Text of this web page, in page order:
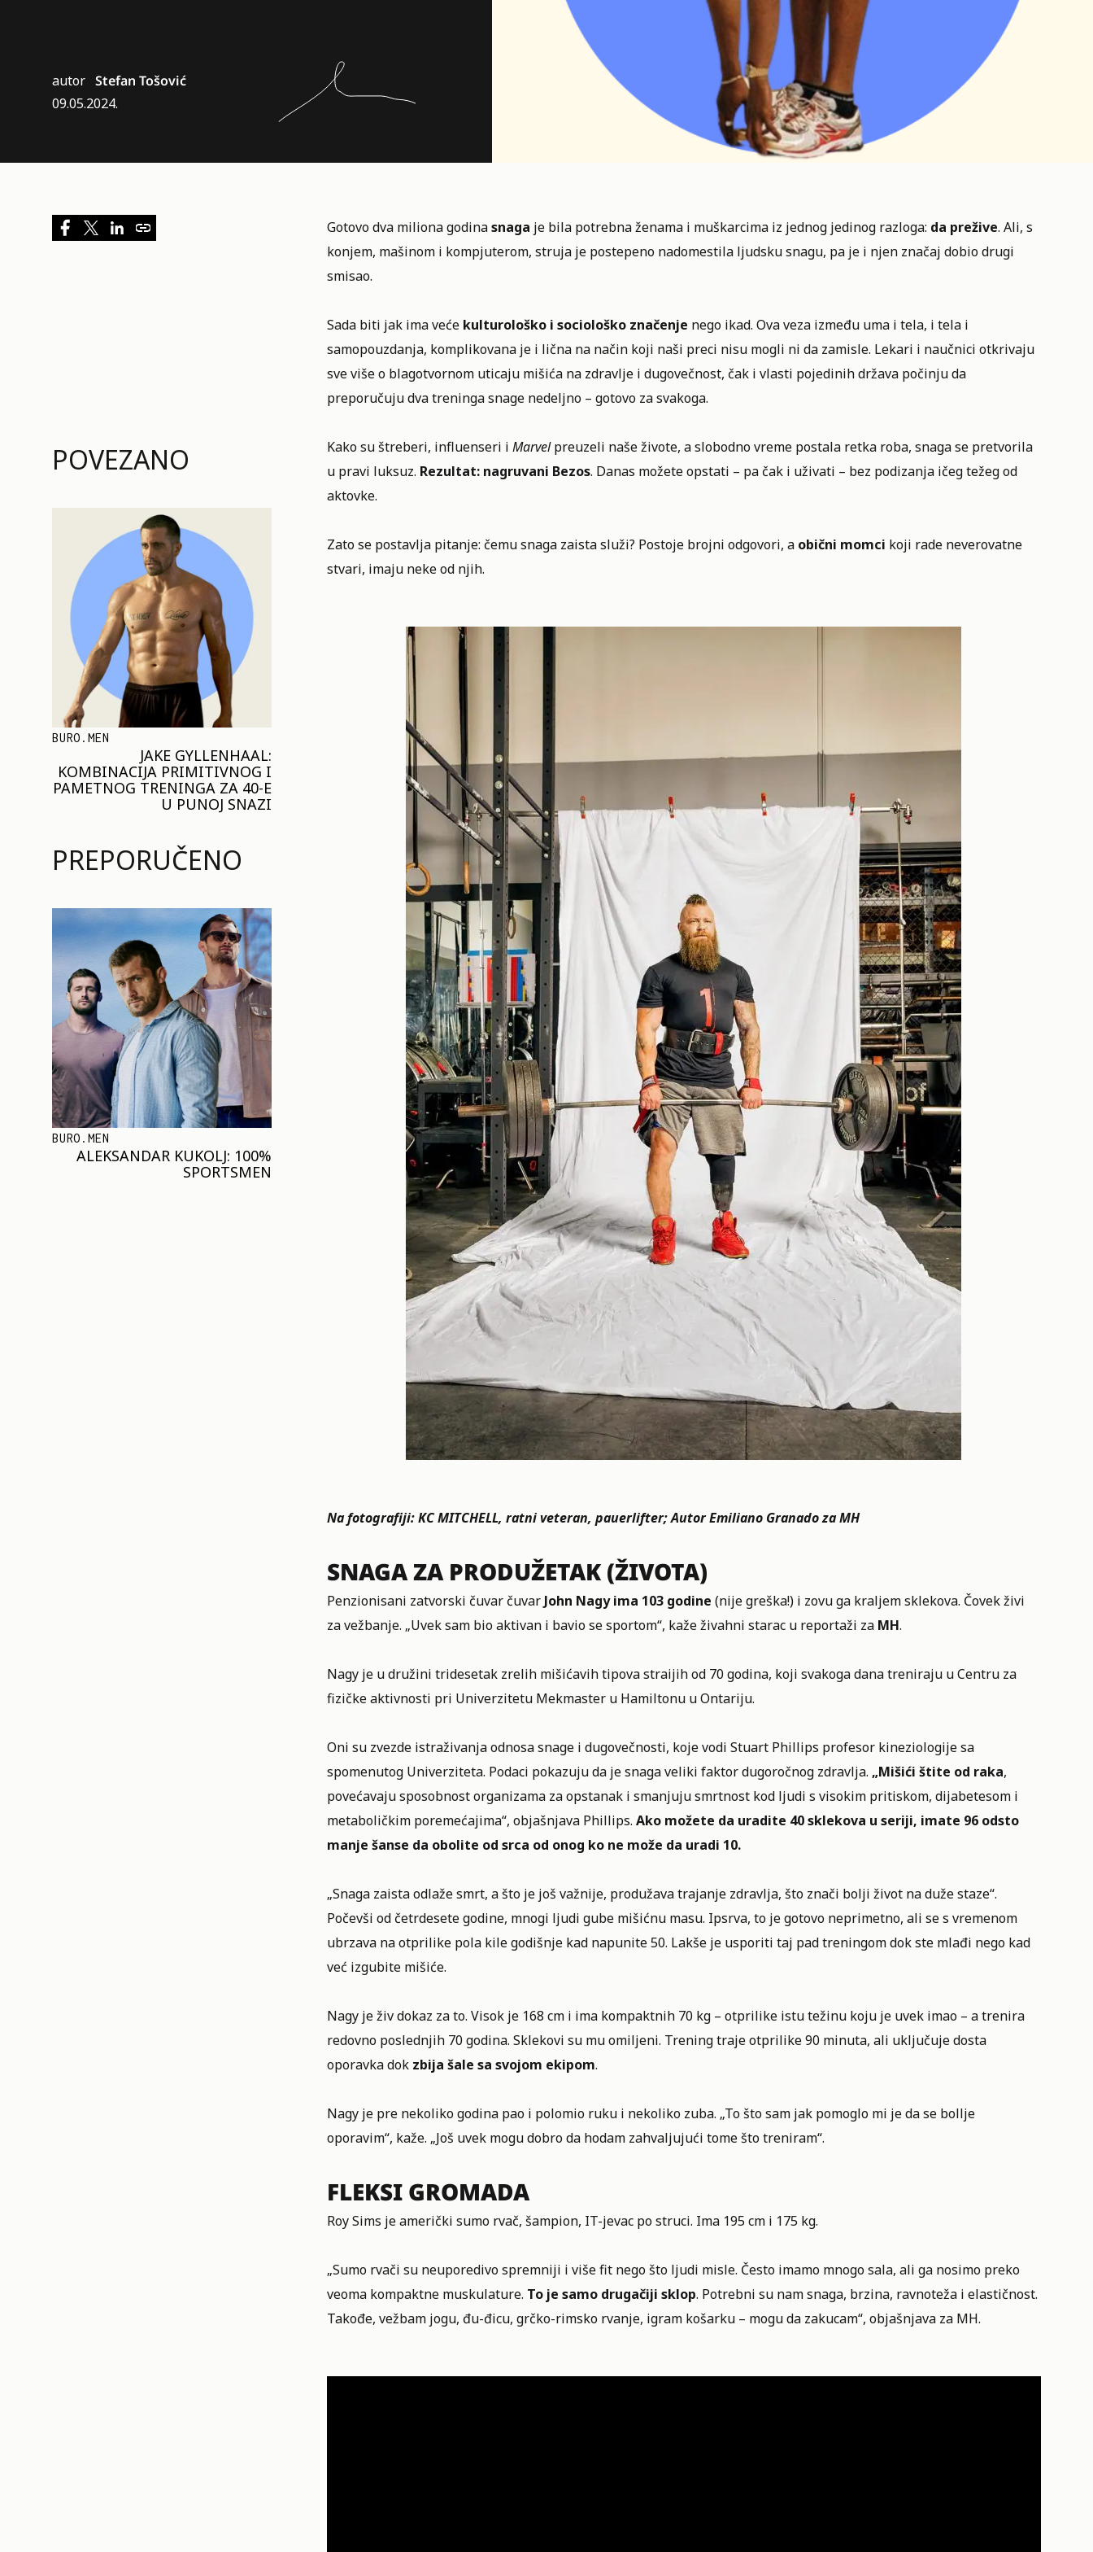
autor Stefan Tošović
09.05.2024.
POVEZANO
BURO.MEN
JAKE GYLLENHAAL:
KOMBINACIJA PRIMITIVNOG I
PAMETNOG TRENINGA ZA 40-E
U PUNOJ SNAZI
PREPORUČENO
BURO.MEN
ALEKSANDAR KUKOLJ: 100%
SPORTSMEN
Gotovo dva miliona godinasnaga je bila potrebna ženama i muškarcima iz jednog jedinog razloga: da prežive. Ali, s
konjem, mašinom i kompjuterom, struja je postepeno nadomestila ljudsku snagu, pa je i njen značaj dobio drugi
smisao.
Sada biti jak ima veće kulturološko i sociološko značenje nego ikad. Ova veza između uma i tela, i tela i
samopouzdanja, komplikovana je i lična na način koji naši preci nisu mogli ni da zamisle. Lekari i naučnici otkrivaju
sve više o blagotvornom uticaju mišića na zdravlje i dugovečnost, čak i vlasti pojedinih država počinju da
preporučuju dva treninga snage nedeljno – gotovo za svakoga.
Kako su štreberi, influenseri i Marvelpreuzeli naše živote, a slobodno vreme postala retka roba, snaga se pretvorila
u pravi luksuz. Rezultat: nagruvani Bezos. Danas možete opstati – pa čak i uživati – bez podizanja ičeg težeg od
aktovke.
Zato se postavlja pitanje: čemu snaga zaista služi? Postoje brojni odgovori, a obični momci koji rade neverovatne
stvari, imaju neke od njih.
Na fotografiji: KC MITCHELL, ratni veteran, pauerlifter;Autor Emiliano Granado za MH
SNAGA ZA PRODUŽETAK (ŽIVOTA)
Penzionisani zatvorski čuvar čuvar John Nagy ima 103 godine (nije greška!) i zovu ga kraljem sklekova. Čovek živi
za vežbanje. „Uvek sam bio aktivan i bavio se sportom“, kaže živahni starac u reportaži za MH.
Nagy je u družini tridesetak zrelih mišićavih tipova straijih od 70 godina, koji svakoga dana treniraju u Centru za
fizičke aktivnosti pri Univerzitetu Mekmaster u Hamiltonu u Ontariju.
Oni su zvezde istraživanja odnosa snage i dugovečnosti, koje vodi Stuart Phillips profesor kineziologije sa
spomenutog Univerziteta. Podaci pokazuju da je snaga veliki faktor dugoročnog zdravlja. „Mišići štite od raka,
povećavaju sposobnost organizama za opstanak i smanjuju smrtnost kod ljudi s visokim pritiskom, dijabetesom i
metaboličkim poremećajima“, objašnjava Phillips. Ako možete da uradite 40 sklekova u seriji, imate 96 odsto
manje šanse da obolite od srca od onog ko ne može da uradi 10.
„Snaga zaista odlaže smrt, a što je još važnije, produžava trajanje zdravlja, što znači bolji život na duže staze“.
Počevši od četrdesete godine, mnogi ljudi gube mišićnu masu. Ipsrva, to je gotovo neprimetno, ali se s vremenom
ubrzava na otprilike pola kile godišnje kad napunite 50. Lakše je usporiti taj pad treningom dok ste mlađi nego kad
već izgubite mišiće.
Nagy je živ dokaz za to. Visok je 168 cm i ima kompaktnih 70 kg – otprilike istu težinu koju je uvek imao – a trenira
redovno poslednjih 70 godina. Sklekovi su mu omiljeni. Trening traje otprilike 90 minuta, ali uključuje dosta
oporavka dok zbija šale sa svojom ekipom.
Nagy je pre nekoliko godina pao i polomio ruku i nekoliko zuba. „To što sam jak pomoglo mi je da se bollje
oporavim“, kaže. „Još uvek mogu dobro da hodam zahvaljujući tome što treniram“.
FLEKSI GROMADA
Roy Sims je američki sumo rvač, šampion, IT-jevac po struci. Ima 195 cm i 175 kg.
„Sumo rvači su neuporedivo spremniji i više fit nego što ljudi misle. Često imamo mnogo sala, ali ga nosimo preko
veoma kompaktne muskulature. To je samo drugačiji sklop. Potrebni su nam snaga, brzina, ravnoteža i elastičnost.
Takođe, vežbam jogu, đu-đicu, grčko-rimsko rvanje, igram košarku – mogu da zakucam“, objašnjava za MH.